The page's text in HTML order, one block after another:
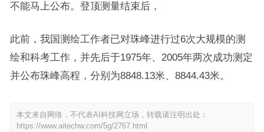
不能马上公布。登顶测量结束后，
此前，我国测绘工作者已对珠峰进行过6次大规模的测
绘和科考工作，并先后于1975年、2005年两次成功测定
并公布珠峰高程，分别为8848.13米、8844.43米。
本文来自网络，不代表AI科技网立场，转载请注明出处：
https://www.aitechw.com/5g/2767.html